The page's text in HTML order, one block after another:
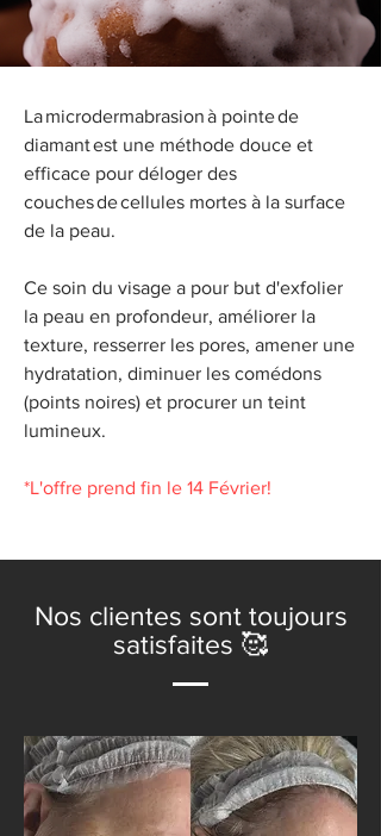
La microdermabrasion à pointe de
diamant est une méthode douce et
efficace pour déloger des
couches de cellules mortes à la surface
de la peau.
Ce soin du visage a pour but d'exfolier
la peau en profondeur, améliorer la
texture, resserrer les pores, amener une
hydratation, diminuer les comédons
(points noires) et procurer un teint
lumineux.
*L'offre prend fin le 14 Février!
Nos clientes sont toujours
satisfaites 🥰